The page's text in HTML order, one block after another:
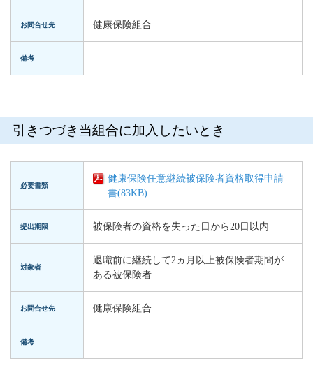
お問合せ先 健康保険組合
備考
引きつづき当組合に加入したいとき
必要書類
健康保険任意継続被保険者資格取得申請
書(83KB)
提出期限 被保険者の資格を失った日から20日以内
対象者
退職前に継続して2ヵ月以上被保険者期間が
ある被保険者
お問合せ先 健康保険組合
備考